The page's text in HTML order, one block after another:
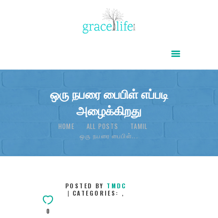
ஒரு நபரை பைபிள் எப்படி
அழைக்கிறது
HOME ALL POSTS
TAMIL
ஒரு நபரை பைபிள்...
POWER OF CHRIST DAILY
FREE RESOURCES
INFOGRAPHICS
CONTACT
0
POSTED BY TMDC
CATEGORIES: ,